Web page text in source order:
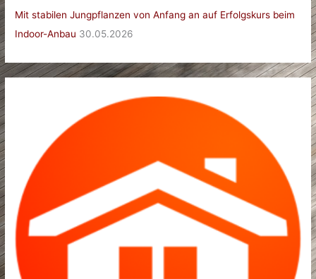
Mit stabilen Jungpflanzen von Anfang an auf Erfolgskurs beim
Indoor-Anbau 30.05.2026